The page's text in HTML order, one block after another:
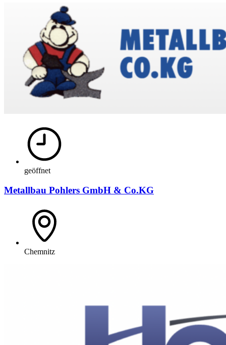
geöffnet
Metallbau Pohlers GmbH & Co.KG
Chemnitz